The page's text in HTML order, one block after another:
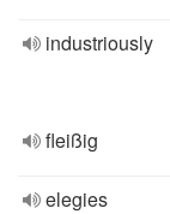
industriously
fleißig
elegies